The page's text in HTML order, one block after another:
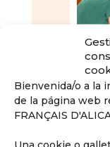
Bienvenida/o a la
de la página web
FRANÇAIS